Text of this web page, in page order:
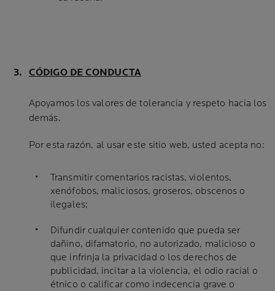
CÓDIGO DE CONDUCTA
Apoyamos los valores de tolerancia y respeto hacia los
demás.
Por esta razón, al usar este sitio web, usted acepta no:
Transmitir comentarios racistas, violentos,
xenófobos, maliciosos, groseros, obscenos o
ilegales;
Difundir cualquier contenido que pueda ser
dañino, difamatorio, no autorizado, malicioso o
que infrinja la privacidad o los derechos de
publicidad, incitar a la violencia, el odio racial o
étnico o calificar como indecencia grave o